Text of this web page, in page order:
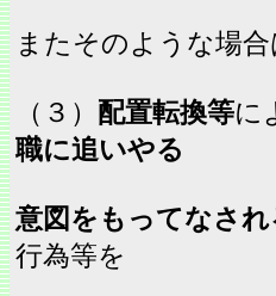
またそのような場
（３） 配置転換等に
職に追いやる
意図をもってなされ
行為等を